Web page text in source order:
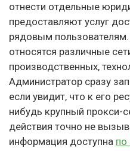
отнести отдельные
предоставляют услуг
рядовым
относятся различные
производственных,
Администратор сразу
если увидит, что к его
нибудь крупный прокси-
действия точно не
информация доступна по